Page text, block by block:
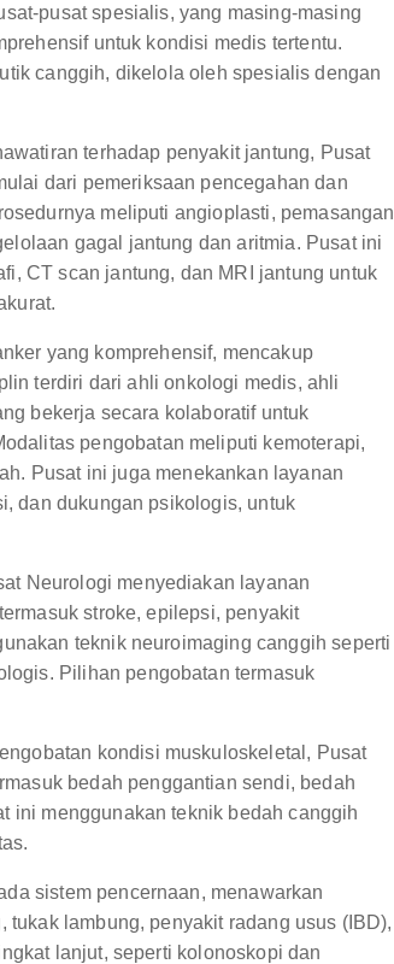
pusat spesialis, yang masing-masing
untuk kondisi medis tertentu.
canggih, dikelola oleh spesialis dengan
terhadap penyakit jantung, Pusat
dari pemeriksaan pencegahan dan
meliputi angioplasti, pemasangan
gagal jantung dan aritmia. Pusat ini
CT scan jantung, dan MRI jantung untuk
yang komprehensif, mencakup
terdiri dari ahli onkologi medis, ahli
bekerja secara kolaboratif untuk
pengobatan meliputi kemoterapi,
Pusat ini juga menekankan layanan
dan dukungan psikologis, untuk
Neurologi menyediakan layanan
stroke, epilepsi, penyakit
teknik neuroimaging canggih seperti
Pilihan pengobatan termasuk
kondisi muskuloskeletal, Pusat
bedah penggantian sendi, bedah
ini menggunakan teknik bedah canggih
sistem pencernaan, menawarkan
lambung, penyakit radang usus (IBD),
lanjut, seperti kolonoskopi dan